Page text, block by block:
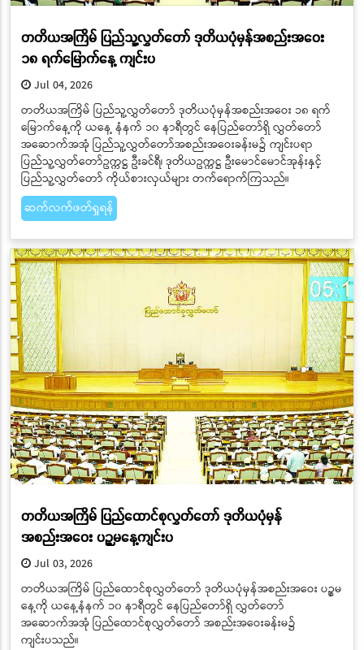
တတိယအကြိမ် ပြည်သူ့လွှတ်တော် ဒုတိယပုံမှန်အစည်းအဝေး
၁၈ ရက်မြောက်နေ့ ကျင်းပ
Jul 04, 2026
တတိယအကြိမ် ပြည်သူ့လွှတ်တော် ဒုတိယပုံမှန်အစည်းအဝေး ၁၈ ရက်
မြောက်နေ့ကို ယနေ့ နံနက် ၁၀ နာရီတွင် နေပြည်တော်ရှိ လွှတ်တော်
အဆောက်အအုံ ပြည်သူ့လွှတ်တော်အစည်းအဝေးခန်းမ၌ ကျင်းပရာ
ပြည်သူ့လွှတ်တော်ဥက္ကဋ္ဌ ဦးခင်ရီ၊ ဒုတိယဥက္ကဋ္ဌ ဦးမောင်မောင်အုန်းနှင့်
ပြည်သူ့လွှတ်တော် ကိုယ်စားလှယ်များ တက်ရောက်ကြသည်။
ဆက်လက်ဖတ်ရှုရန်
တတိယအကြိမ် ပြည်ထောင်စုလွှတ်တော် ဒုတိယပုံမှန်
အစည်းအဝေး ပဉ္စမနေ့ကျင်းပ
Jul 03, 2026
တတိယအကြိမ် ပြည်ထောင်စုလွှတ်တော် ဒုတိယပုံမှန်အစည်းအဝေး ပဉ္စမ
နေ့ကို ယနေ့နံနက် ၁၀ နာရီတွင် နေပြည်တော်ရှိ လွှတ်တော်
အဆောက်အအုံ ပြည်ထောင်စုလွှတ်တော် အစည်းအဝေးခန်းမ၌
ကျင်းပသည်။